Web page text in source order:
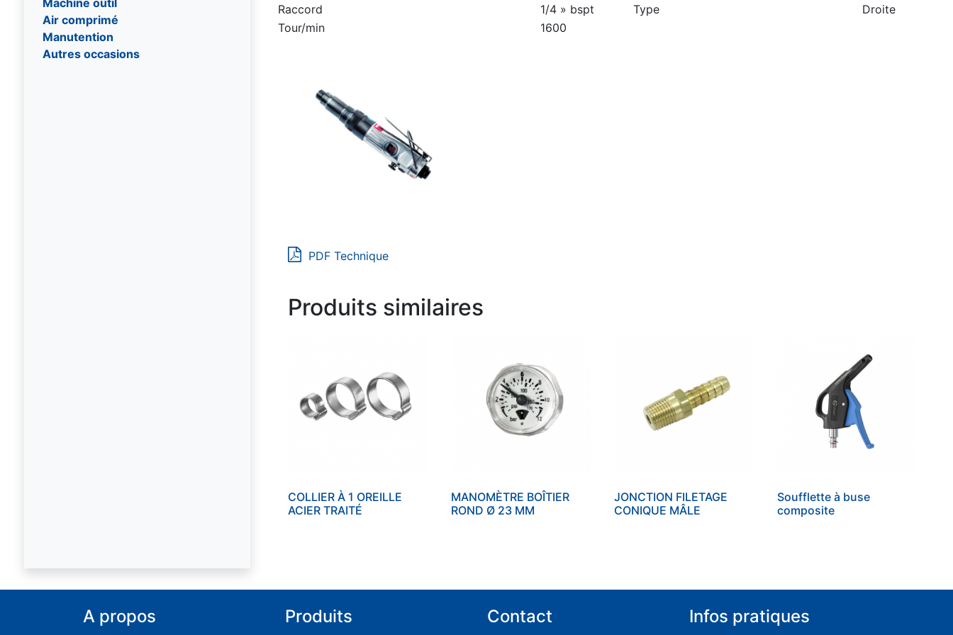
Machine outil
Air comprimé
Manutention
Autres occasions
Raccord
1/4 » bspt Type
Droite
Tour/min
1600
PDF Technique
Produits similaires
COLLIER À 1 OREILLE
ACIER TRAITÉ
MANOMÈTRE BOÎTIER
ROND Ø 23 MM
JONCTION FILETAGE
CONIQUE MÂLE
Soufflette à buse
composite
A propos Produits Contact Infos pratiques